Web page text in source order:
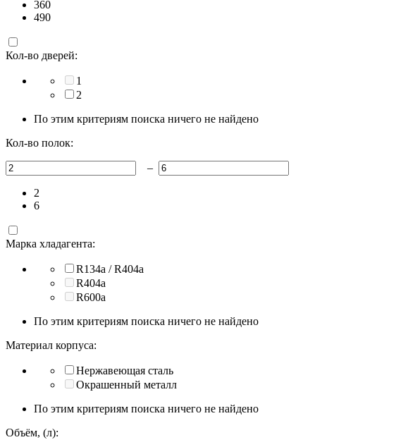
360
490
Кол-во дверей:
1
2
По этим критериям поиска ничего не найдено
Кол-во полок:
–
2
6
Марка хладагента:
R134a / R404a
R404a
R600a
По этим критериям поиска ничего не найдено
Материал корпуса:
Нержавеющая сталь
Окрашенный металл
По этим критериям поиска ничего не найдено
Объём, (л):